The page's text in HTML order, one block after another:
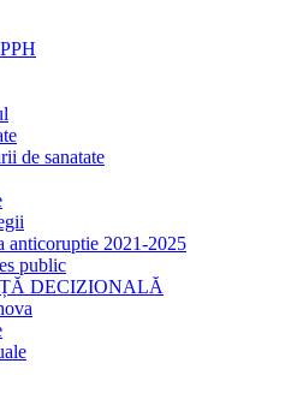
de sanatate
anticoruptie 2021-2025
public
DECIZIONALĂ